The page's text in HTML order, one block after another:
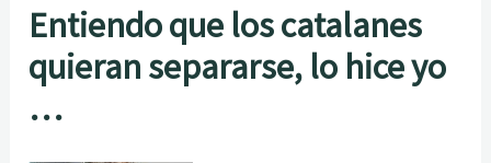
Entiendo que los catalanes
quieran separarse, lo hice yo
…